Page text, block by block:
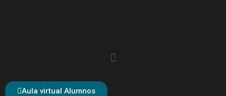
Aula virtual Alumnos